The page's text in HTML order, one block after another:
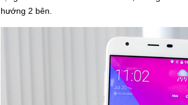
hướng 2 bên.